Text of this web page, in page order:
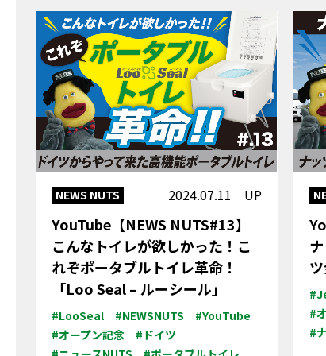
NEWS NUTS 2024.07.11 UP
YouTube【NEWS NUTS#13】
こんなトイレが欲しかった！こ
れぞポータブルトイレ革命！
「Loo Seal – ルーシール」
#LooSeal #NEWSNUTS
#YouTube
#オープン記念
#ドイツ
#
#